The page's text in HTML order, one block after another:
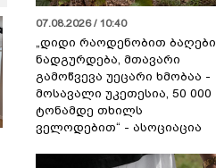
07.08.2026 / 10:40
„დიდი რაოდენობით ბაღები
ნადგურდება, მთავარი
გამოწვევა უეცარი ხმობაა -
მოსავალი უკეთესია, 50 000
ტონამდე თხილს
ველოდებით“ - ასოციაცია